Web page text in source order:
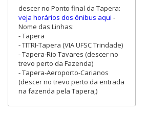
descer no Ponto final da Tapera:
veja horários dos ônibus aqui -
Nome das Linhas:
- Tapera
- TITRI-Tapera (VIA UFSC Trindade)
- Tapera-Rio Tavares (descer no
trevo perto da Fazenda)
- Tapera-Aeroporto-Carianos
(descer no trevo perto da entrada
na fazenda pela Tapera,)